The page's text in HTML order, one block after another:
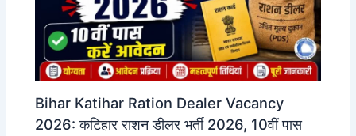
Bihar Katihar Ration Dealer Vacancy
2026: कटिहार राशन डीलर भर्ती 2026, 10वीं पास